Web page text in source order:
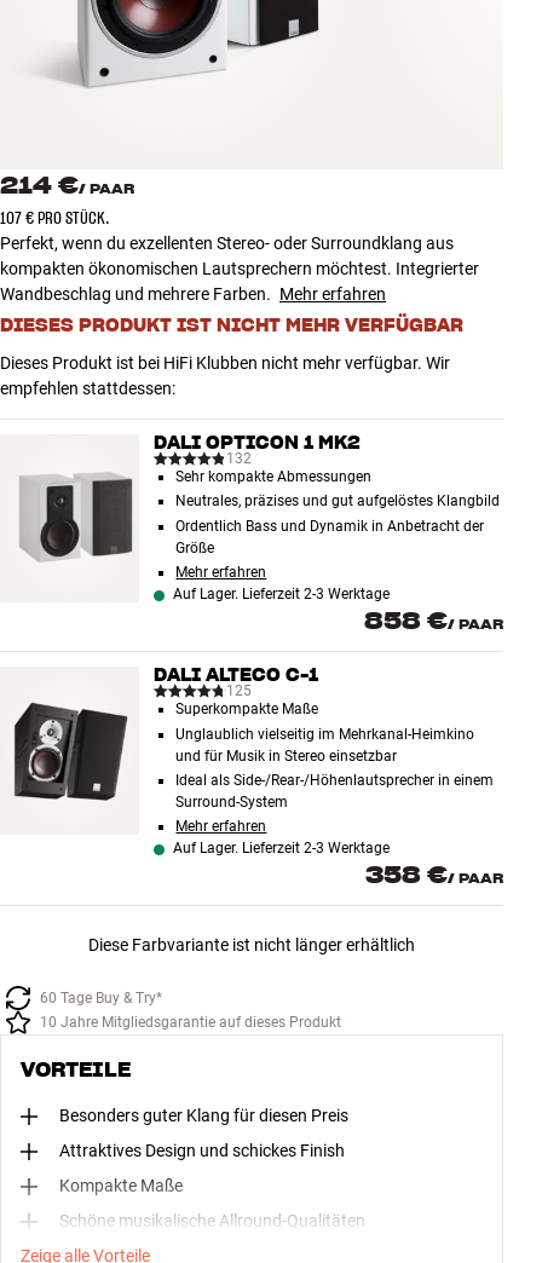
Zubehör
INSPIRATION
NEUHEITEN
ANGEBOTE
Store Finden
Kundendienst
Anmelden
Kundendienst
214 €/ PAAR
107 € PRO STÜCK.
Perfekt, wenn du exzellenten Stereo- oder Surroundklang aus
kompakten ökonomischen Lautsprechern möchtest. Integrierter
Wandbeschlag und mehrere Farben. Mehr erfahren
DIESES PRODUKT IST NICHT MEHR VERFÜGBAR
Dieses Produkt ist bei HiFi Klubben nicht mehr verfügbar. Wir
empfehlen stattdessen:
DALI OPTICON 1 MK2
132
Sehr kompakte Abmessungen
Neutrales, präzises und gut aufgelöstes Klangbild
Ordentlich Bass und Dynamik in Anbetracht der
Größe
Mehr erfahren
Auf Lager. Lieferzeit 2-3 Werktage
858 €/ PAAR
DALI ALTECO C-1
125
Superkompakte Maße
Unglaublich vielseitig im Mehrkanal-Heimkino
und für Musik in Stereo einsetzbar
Ideal als Side-/Rear-/Höhenlautsprecher in einem
Surround-System
Mehr erfahren
Auf Lager. Lieferzeit 2-3 Werktage
358 €/ PAAR
Diese Farbvariante ist nicht länger erhältlich
60 Tage Buy & Try*
10 Jahre Mitgliedsgarantie auf dieses Produkt
VORTEILE
Besonders guter Klang für diesen Preis
Attraktives Design und schickes Finish
Kompakte Maße
Schöne musikalische Allround-Qualitäten
Zeige alle Vorteile